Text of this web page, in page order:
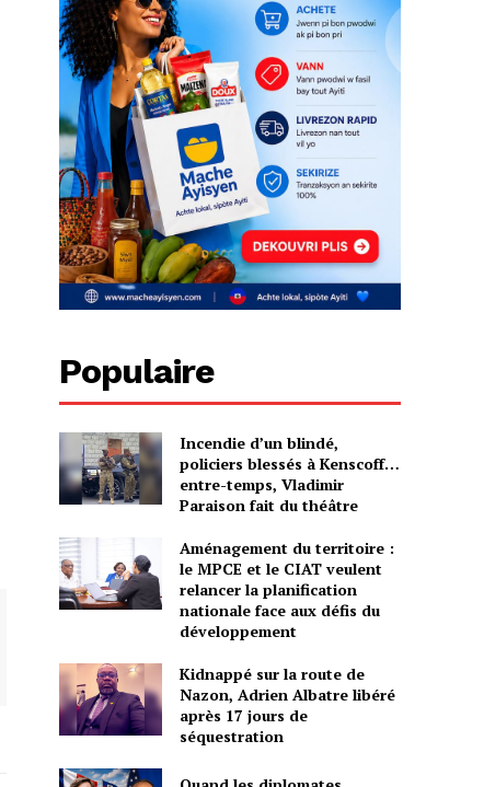
Populaire
Incendie d’un blindé,
policiers blessés à Kenscoff…
entre-temps, Vladimir
Paraison fait du théâtre
Aménagement du territoire :
le MPCE et le CIAT veulent
relancer la planification
nationale face aux défis du
développement
Kidnappé sur la route de
Nazon, Adrien Albatre libéré
après 17 jours de
séquestration